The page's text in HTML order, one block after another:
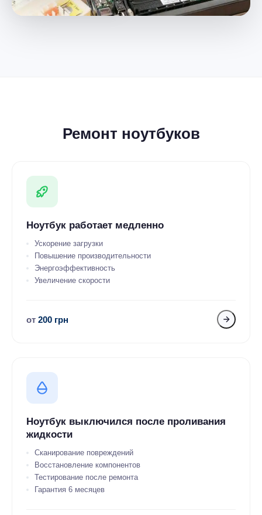
Ремонт ноутбуков
Ноутбук работает медленно
Ускорение загрузки
Повышение производительности
Энергоэффективность
Увеличение скорости
от 200 грн
Ноутбук выключился после проливания
жидкости
Сканирование повреждений
Восстановление компонентов
Тестирование после ремонта
Гарантия 6 месяцев